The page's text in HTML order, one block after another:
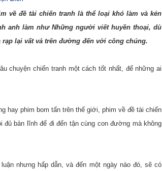
về đề tài chiến tranh là thể loại khó làm và kén
anh làm như Những người viết huyền thoại, dù
lại vất vả trên đường đến với công chúng.
chuyện chiến tranh một cách tốt nhất, để những ai
hay phim bom tấn trên thế giới, phim về đề tài chiến
bản lĩnh để đi đến tận cùng con đường mà không
nhưng hấp dẫn, và đến một ngày nào đó, sẽ có